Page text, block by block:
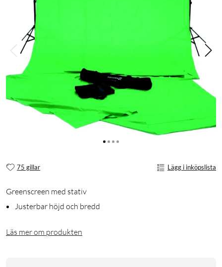
75 gillar Lägg i inköpslista
Greenscreen med stativ
Justerbar höjd och bredd
Läs mer om produkten